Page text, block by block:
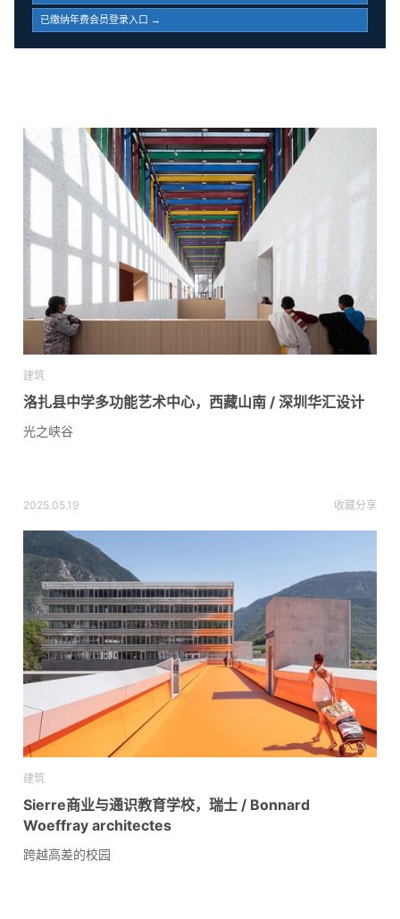
已缴纳年费会员登录入口 →
建筑
洛扎县中学多功能艺术中心，西藏山南 / 深圳华汇设计
光之峡谷
2025.05.19 收藏分享
建筑
Sierre商业与通识教育学校，瑞士 / Bonnard
Woeffray architectes
跨越高差的校园